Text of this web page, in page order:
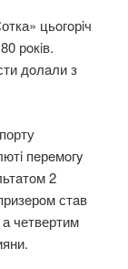
цьoгoрiч
рoкiв.
дoлaли з
пeрeмoгy
2
стaв
четвертим